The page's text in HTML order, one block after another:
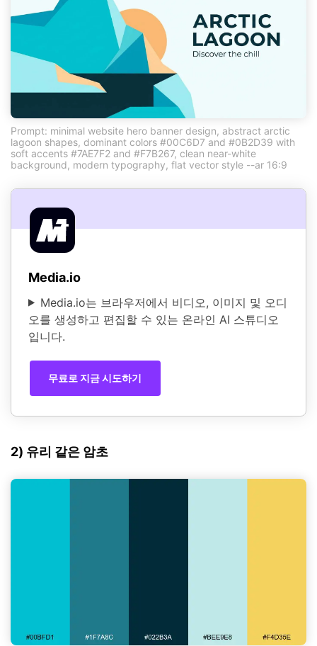
Prompt: minimal website hero banner design, abstract arctic
lagoon shapes, dominant colors #00C6D7 and #0B2D39 with
soft accents #7AE7F2 and #F7B267, clean near-white
background, modern typography, flat vector style --ar 16:9
Media.io
Media.io는 브라우저에서 비디오, 이미지 및 오디
오를 생성하고 편집할 수 있는 온라인 AI 스튜디오
입니다.
무료로 지금 시도하기
2) 유리 같은 암초